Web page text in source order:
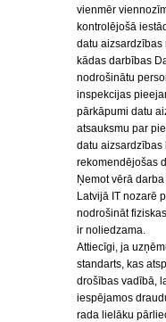
vienmēr
kontrolējošā
datu aizsardzības
kādas darbības
nodrošinātu
inspekcijas
pārkāpumi datu
atsauksmu par
datu aizsardzības
rekomendējošas
Ņemot vērā
Latvijā IT nozarē
nodrošināt
ir noliedzama.
Attiecīgi, ja
standarts, kas
drošības vadībā,
iespējamos
rada lielāku